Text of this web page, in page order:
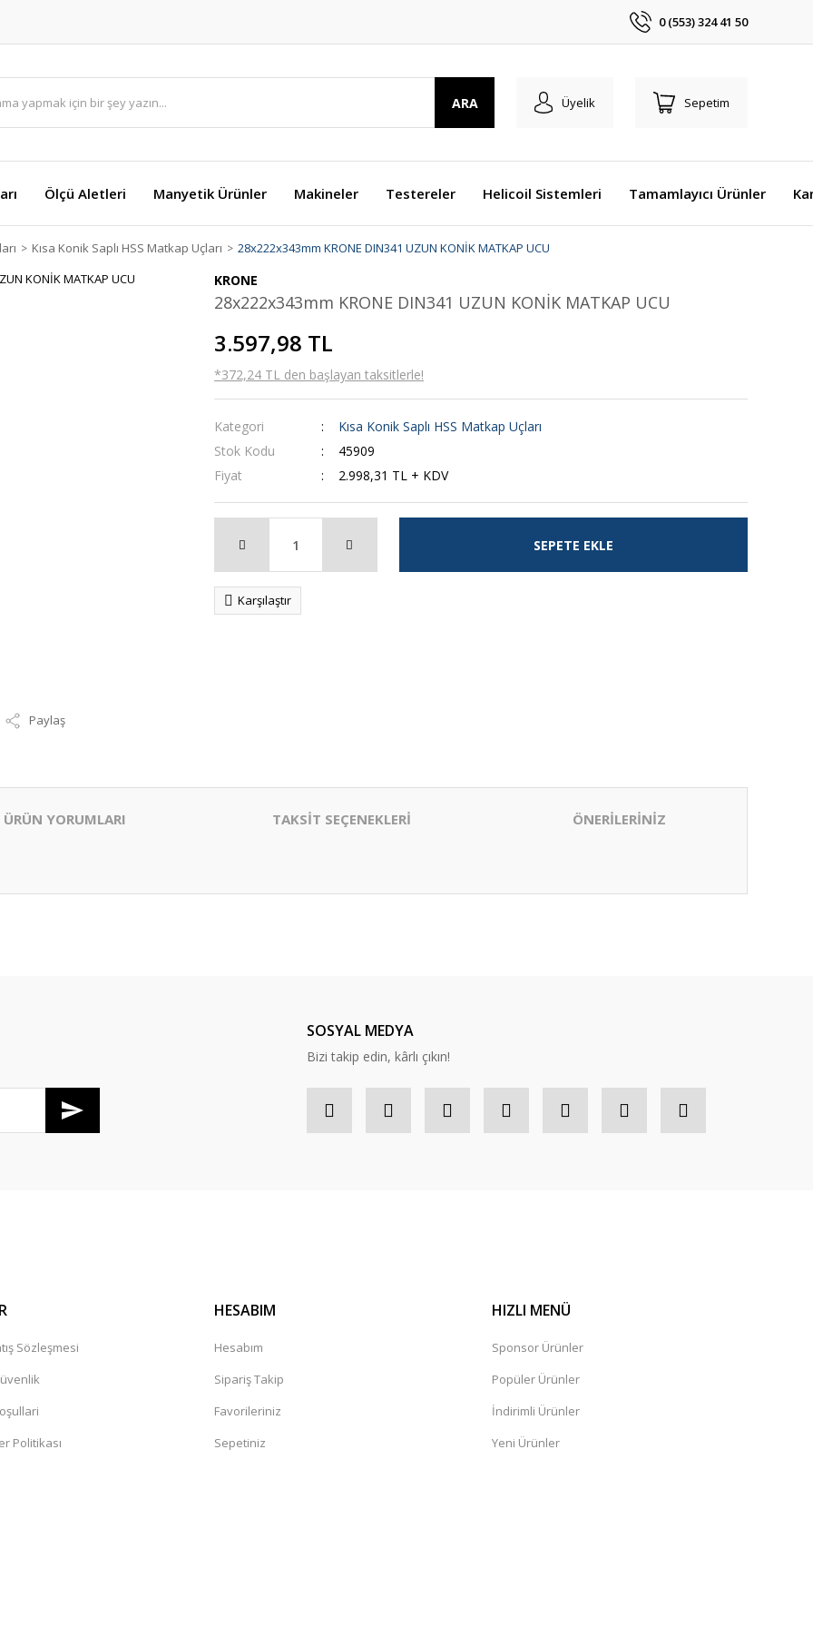
0 (553) 324 41 50
ARA Üyelik Sepetim
Ölçü Aletleri Manyetik Ürünler Makineler Testereler Helicoil Sistemleri Tamamlayıcı Ürünler
Kısa Konik Saplı HSS Matkap Uçları 28x222x343mm KRONE DIN341 UZUN KONİK MATKAP UCU
Paylaş
KRONE
28x222x343mm KRONE DIN341 UZUN KONİK MATKAP UCU
3.597,98 TL
*372,24 TL den başlayan taksitlerle!
Kategori
Kısa Konik Saplı HSS Matkap Uçları
Stok Kodu
45909
Fiyat
2.998,31 TL + KDV
SEPETE EKLE
Karşılaştır
ÜRÜN YORUMLARI TAKSİT SEÇENEKLERİ ÖNERİLERİNİZ
SOSYAL MEDYA
Bizi takip edin, kârlı çıkın!
Sözleşmesi
Politikası
HESABIM
Hesabım
Sipariş Takip
Favorileriniz
Sepetiniz
HIZLI MENÜ
Sponsor Ürünler
Popüler Ürünler
İndirimli Ürünler
Yeni Ürünler